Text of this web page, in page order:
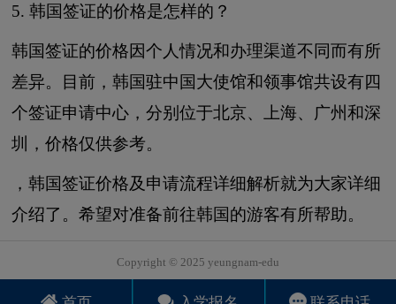
5. 韩国签证的价格是怎样的？
韩国签证的价格因个人情况和办理渠道不同而有所
差异。目前，韩国驻中国大使馆和领事馆共设有四
个签证申请中心，分别位于北京、上海、广州和深
圳，价格仅供参考。
，韩国签证价格及申请流程详细解析就为大家详细
介绍了。希望对准备前往韩国的游客有所帮助。
Copyright © 2025 yeungnam-edu